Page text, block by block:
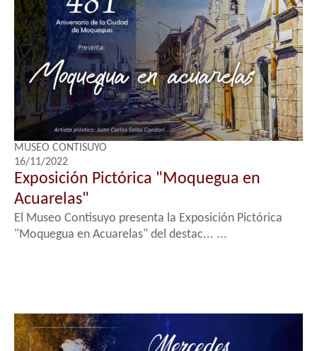
MUSEO CONTISUYO
16/11/2022
Exposición Pictórica "Moquegua en
Acuarelas"
El Museo Contisuyo presenta la Exposición Pictórica
"Moquegua en Acuarelas" del destac... ...